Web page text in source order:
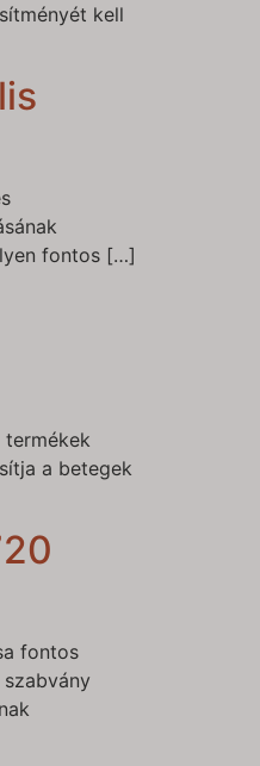
kell
fontos […]
a betegek
fontos